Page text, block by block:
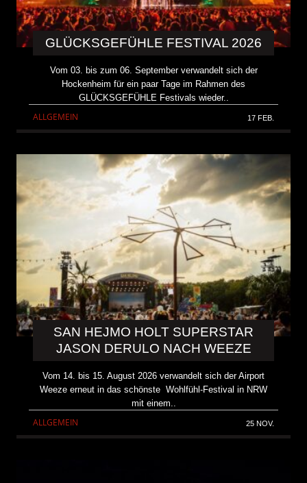
GLÜCKSGEFÜHLE FESTIVAL 2026
Vom 03. bis zum 06. September verwandelt sich der
Hockenheim für ein paar Tage im Rahmen des
GLÜCKSGEFÜHLE Festivals wieder..
ALLGEMEIN 17 FEB.
SAN HEJMO HOLT SUPERSTAR
JASON DERULO NACH WEEZE
Vom 14. bis 15. August 2026 verwandelt sich der Airport
Weeze erneut in das schönste Wohlfühl-Festival in NRW
mit einem..
ALLGEMEIN 25 NOV.